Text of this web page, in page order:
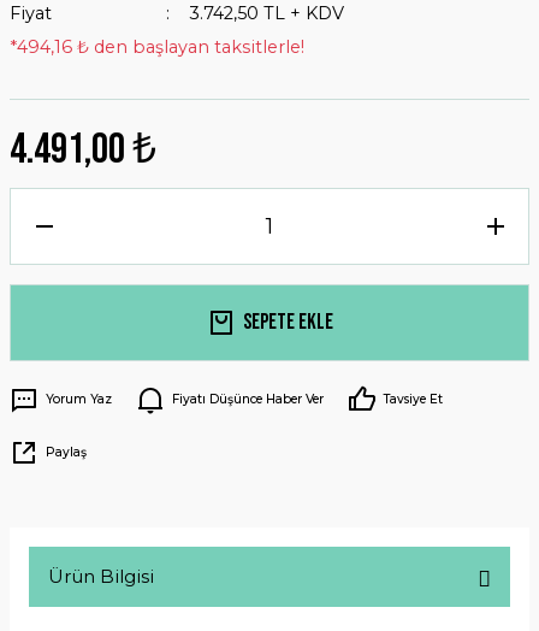
Fiyat
3.742,50 TL + KDV
*494,16 ₺ den başlayan taksitlerle!
4.491,00 ₺
Sepete Ekle
Yorum Yaz Fiyatı Düşünce Haber Ver Tavsiye Et
Paylaş
Ürün Bilgisi